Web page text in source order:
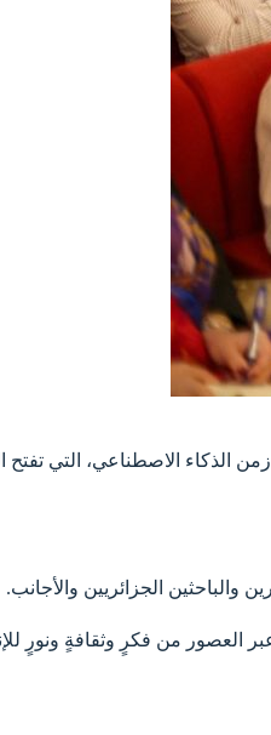
الذكاء الاصطناعي، التي تفتح
العصور من فكرٍ وثقافةٍ ونورٍ